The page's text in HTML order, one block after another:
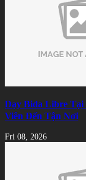
Dạy Bida Libre
Viên Đến Tận Nơi
Fri 08, 2026